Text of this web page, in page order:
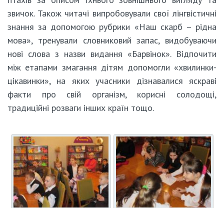
звичок. Також читачі випробовували свої лінгвістичні
знання за допомогою рубрики «Наш скарб – рідна
мова», тренували словниковий запас, видобуваючи
нові слова з назви видання «Барвінок». Відпочити
між етапами змагання дітям допомогли «хвилинки-
цікавинки», на яких учасники дізнавалися яскраві
факти про свій організм, корисні солодощі,
традиційні розваги інших країн тощо.